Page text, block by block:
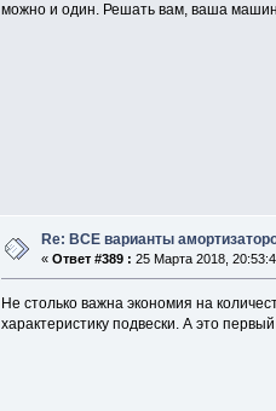
можно и один. Решать вам, ваша
Re: ВСЕ варианты
« Ответ #389 : 25 Марта 2018,
Не столько важна экономия на
характеристику подвески. А это